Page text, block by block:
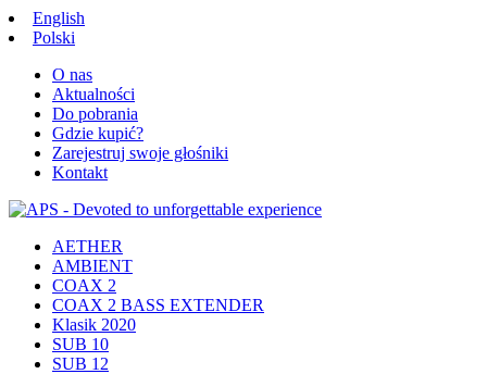
English
Polski
O nas
Aktualności
Do pobrania
Gdzie kupić?
Zarejestruj swoje głośniki
Kontakt
AETHER
AMBIENT
COAX 2
COAX 2 BASS EXTENDER
Klasik 2020
SUB 10
SUB 12